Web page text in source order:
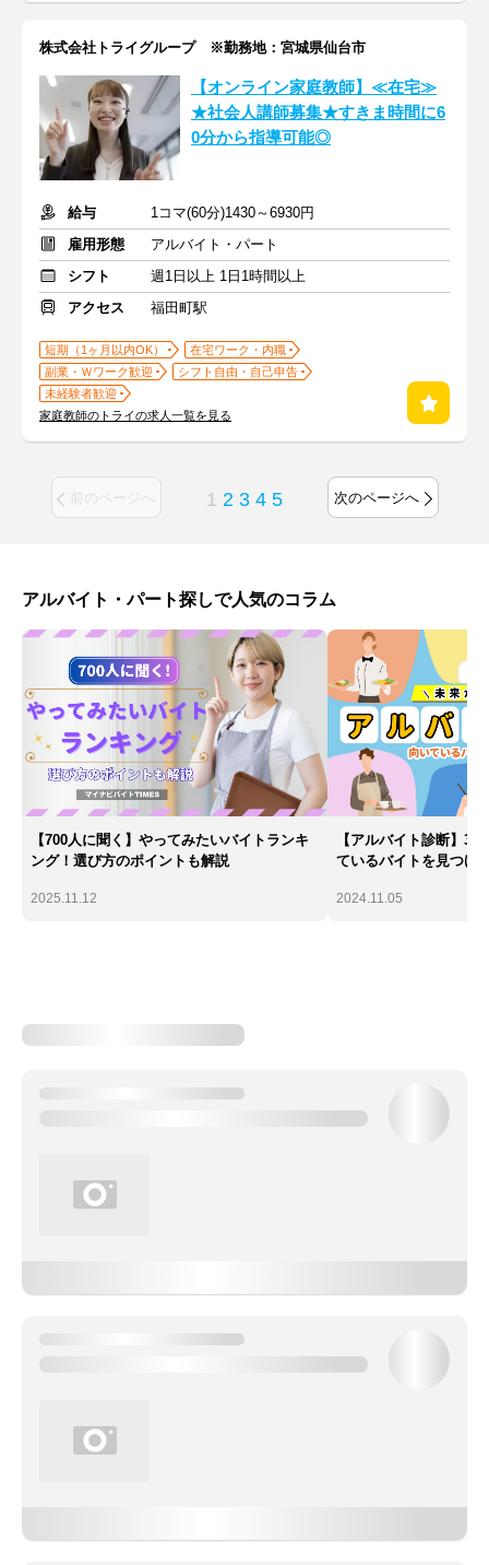
株式会社トライグループ ※勤務地：宮城県仙台市
【オンライン家庭教師】≪在宅≫
★社会人講師募集★すきま時間に6
0分から指導可能◎
給与
1コマ(60分)1430～6930円
雇用形態
アルバイト・パート
シフト
週1日以上 1日1時間以上
アクセス
福田町駅
短期（1ヶ月以内OK）
在宅ワーク・内職
副業・Ｗワーク歓迎
シフト自由・自己申告
未経験者歓迎
家庭教師のトライの求人一覧を見る
前のページへ 1 2 3 4 5 次のページへ
アルバイト・パート探しで人気のコラム
【700人に聞く】やってみたいバイトランキ
ング！選び方のポイントも解説
2025.11.12
【アルバイト診断】
ているバイトを見つけ
2024.11.05